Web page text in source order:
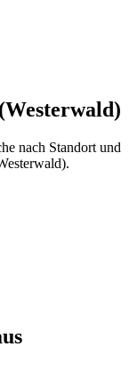
nach Standort und